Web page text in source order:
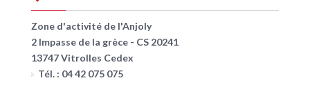
Zone d'activité de l'Anjoly
2 Impasse de la grèce - CS 20241
13747 Vitrolles Cedex
Tél. : 04 42 075 075